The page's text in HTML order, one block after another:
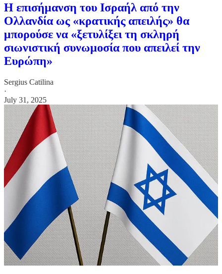
Η επισήμανση του Ισραήλ από την
Ολλανδία ως «κρατικής απειλής» θα
μπορούσε να «ξετυλίξει τη σκληρή
σιωνιστική συνωμοσία που απειλεί την
Ευρώπη»
Sergius Catilina
·
July 31, 2025